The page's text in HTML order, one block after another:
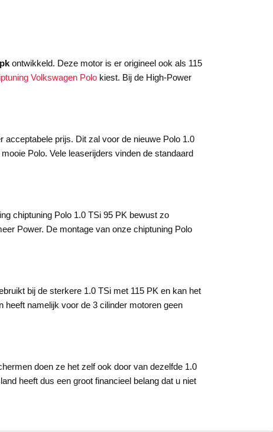
ontwikkeld. Deze motor is er origineel ook als 115
Volkswagen Polo kiest. Bij de High-Power
acceptabele prijs. Dit zal voor de nieuwe Polo 1.0
Polo. Vele leaserijders vinden de standaard
chiptuning Polo 1.0 TSi 95 PK bewust zo
Power. De montage van onze chiptuning Polo
bij de sterkere 1.0 TSi met 115 PK en kan het
namelijk voor de 3 cilinder motoren geen
doen ze het zelf ook door van dezelfde 1.0
heeft dus een groot financieel belang dat u niet